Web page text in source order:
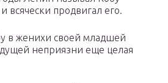
всячески продвигал его.
в женихи своей младшей
неприязни еще целая